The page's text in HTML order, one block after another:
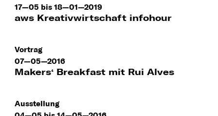
17—05 bis 18—01—2019
aws Kreativwirtschaft infohour
Vortrag
07—05—2016
Makers‘ Breakfast mit Rui Alves
Ausstellung